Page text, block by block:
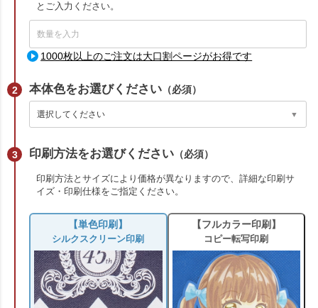
とご入力ください。
1000枚以上のご注文は大口割ページがお得です
本体色をお選びください （必須）
印刷方法をお選びください （必須）
印刷方法とサイズにより価格が異なりますので、詳細な印刷サ
イズ・印刷仕様をご指定ください。
【単色印刷】
シルクスクリーン印刷
【フルカラー印刷】
コピー転写印刷